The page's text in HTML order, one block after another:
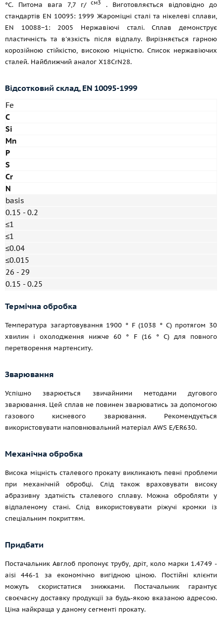
°C. Питома вага 7,7 г/см3
. Виготовляється відповідно до
стандартів EN 10095: 1999 Жароміцні сталі та нікелеві сплави,
EN 10088−1: 2005 Нержавіючі сталі. Сплав демонструє
пластичність та в'язкість після відпалу. Вирізняється гарною
корозійною стійкістю, високою міцністю. Список нержавіючих
сталей. Найближчий аналог X18CrN28.
Відсотковий склад, EN 10095-1999
Fe
C
Si
Mn
P
S
Cr
N
basis
0.15 - 0.2
≤1
≤1
≤0.04
≤0.015
26 - 29
0.15 - 0.25
Термічна обробка
Температура загартовування 1900 ° F (1038 ° C) протягом 30
хвилин і охолодження нижче 60 ° F (16 ° C) для повного
перетворення мартенситу.
Зварювання
Успішно зварюється звичайними методами дугового
зварювання. Цей сплав не повинен зварюватись за допомогою
газового кисневого зварювання. Рекомендується
використовувати наповнювальний матеріал AWS E/ER630.
Механічна обробка
Висока міцність сталевого прокату викликають певні проблеми
при механічній обробці. Слід також враховувати високу
абразивну здатність сталевого сплаву. Можна обробляти у
відпаленому стані. Слід використовувати ріжучі кромки із
спеціальним покриттям.
Придбати
Постачальник Авглоб пропонує трубу, дріт, коло марки 1.4749 -
aisi 446-1 за економічно вигідною ціною. Постійні клієнти
можуть скористатися знижками. Постачальник гарантує
своєчасну доставку продукції за будь-якою вказаною адресою.
Ціна найкраща у даному сегменті прокату.